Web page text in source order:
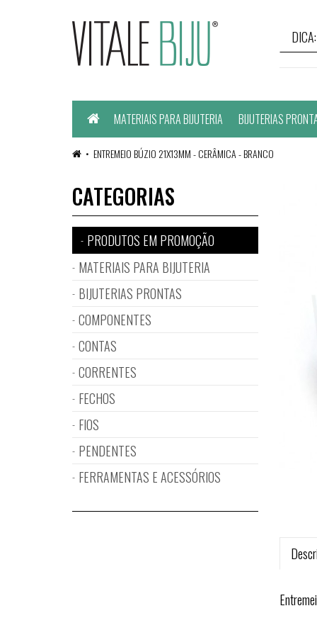
HomeMATERIAIS PARA BIJUTERIA BIJUTERIAS
ENTREMEIO BÚZIO 21X13MM - CERÂMICA - BRANCO
CATEGORIAS
PRODUTOS EM PROMOÇÃO
MATERIAIS PARA BIJUTERIA
BIJUTERIAS PRONTAS
COMPONENTES
CONTAS
CORRENTES
FECHOS
FIOS
PENDENTES
FERRAMENTAS E ACESSÓRIOS